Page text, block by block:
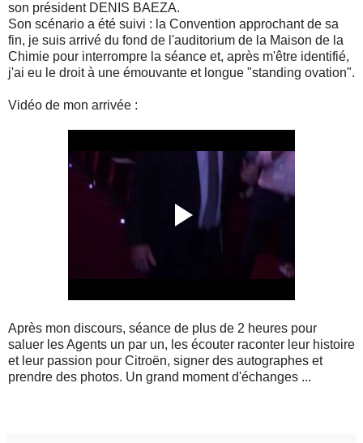
son président DENIS BAEZA.
Son scénario a été suivi : la Convention approchant de sa
fin, je suis arrivé du fond de l'auditorium de la Maison de la
Chimie pour interrompre la séance et, après m'être identifié,
j'ai eu le droit à une émouvante et longue "standing ovation".
Vidéo de mon arrivée :
Après mon discours, séance de plus de 2 heures pour
saluer les Agents un par un, les écouter raconter leur histoire
et leur passion pour Citroën, signer des autographes et
prendre des photos. Un grand moment d'échanges ...